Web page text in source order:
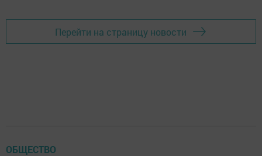
Перейти на страницу новости
ОБЩЕСТВО